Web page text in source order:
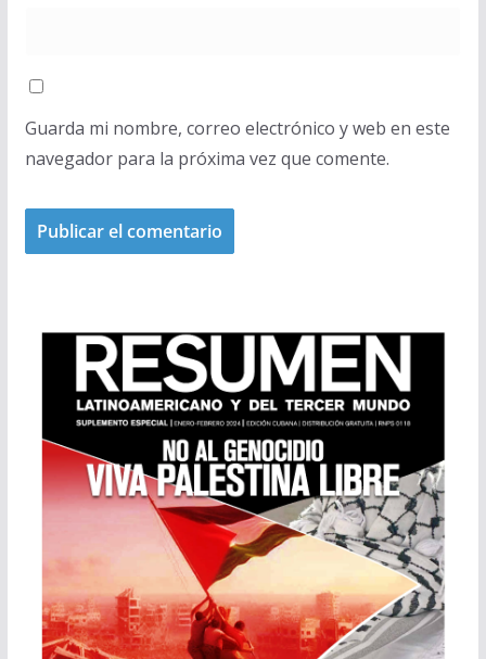
Guarda mi nombre, correo electrónico y web en este
navegador para la próxima vez que comente.